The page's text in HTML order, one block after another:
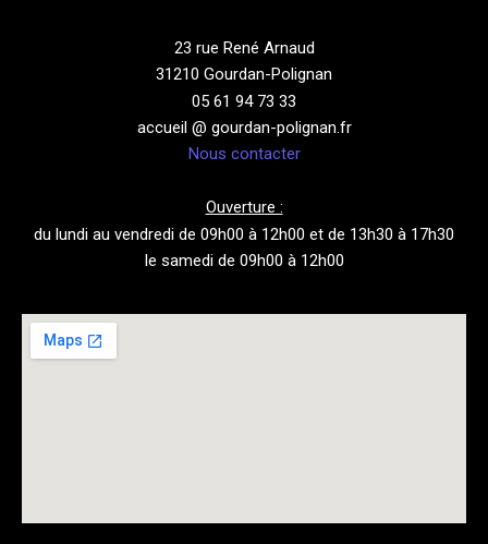
23 rue René Arnaud
31210 Gourdan-Polignan
05 61 94 73 33
accueil @ gourdan-polignan.fr
Nous contacter
Ouverture :
du lundi au vendredi de 09h00 à 12h00 et de 13h30 à 17h30
le samedi de 09h00 à 12h00